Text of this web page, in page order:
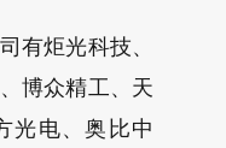
有炬光科技、
博众精工、天
光电、奥比中